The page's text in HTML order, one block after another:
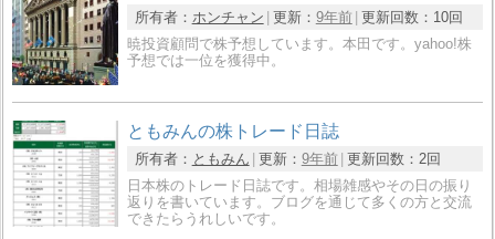
所有者： ホンチャン 更新： 9年前 更新回数： 10回
暁投資顧問で株予想しています。本田です。yahoo!株
予想では一位を獲得中。
ともみんの株トレード日誌
所有者： ともみん 更新： 9年前 更新回数： 2回
日本株のトレード日誌です。相場雑感やその日の振り
返りを書いています。ブログを通じて多くの方と交流
できたらうれしいです。